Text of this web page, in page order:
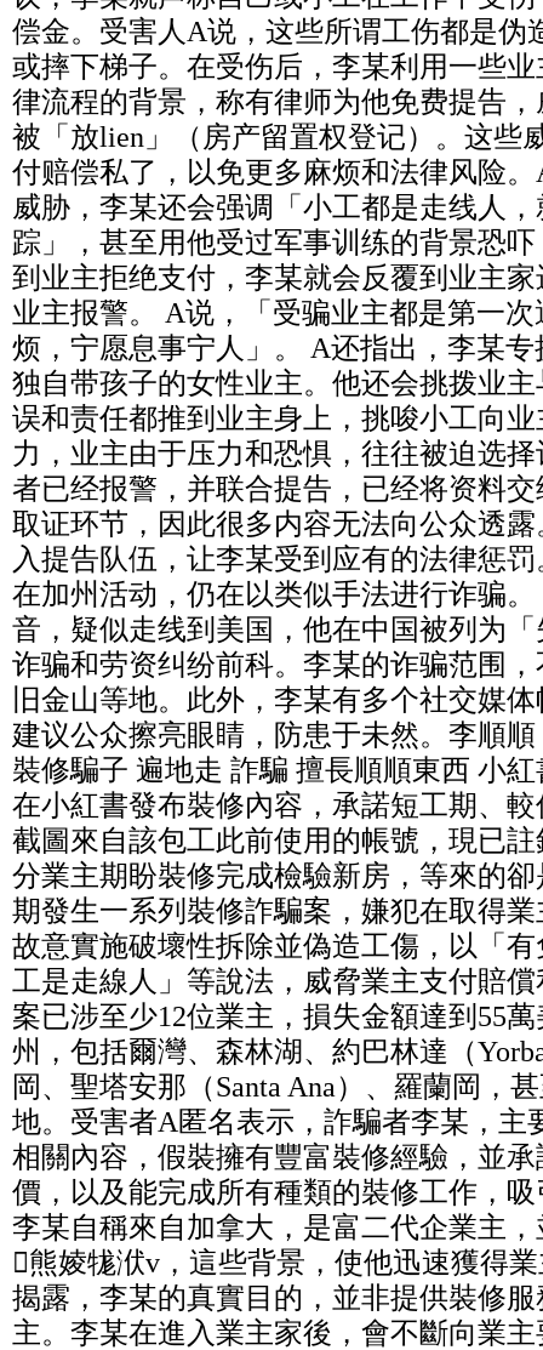
偿金。受害人A说，这些所谓工伤都是伪
或摔下梯子。在受伤后，李某利用一些
律流程的背景，称有律师为他免费提告
被「放lien」（房产留置权登记）。这些
付赔偿私了，以免更多麻烦和法律风险
威胁，李某还会强调「小工都是走线人
踪」，甚至用他受过军事训练的背景恐
到业主拒绝支付，李某就会反覆到业主
业主报警。 A说，「受骗业主都是第一
烦，宁愿息事宁人」。 A还指出，李某
独自带孩子的女性业主。他还会挑拨业
误和责任都推到业主身上，挑唆小工向
力，业主由于压力和恐惧，往往被迫选
者已经报警，并联合提告，已经将资料
取证环节，因此很多内容无法向公众透
入提告队伍，让李某受到应有的法律惩
在加州活动，仍在以类似手法进行诈骗
音，疑似走线到美国，他在中国被列为
诈骗和劳资纠纷前科。李某的诈骗范围
旧金山等地。此外，李某有多个社交媒
建议公众擦亮眼睛，防患于未然。李順順
裝修騙子 遍地走 詐騙 擅長順順東西 小
在小紅書發布裝修內容，承諾短工期、
截圖來自該包工此前使用的帳號，現已
分業主期盼裝修完成檢驗新房，等來的
期發生一系列裝修詐騙案，嫌犯在取得
故意實施破壞性拆除並偽造工傷，以「
工是走線人」等說法，威脅業主支付賠
案已涉至少12位業主，損失金額達到55
州，包括爾灣、森林湖、約巴林達（
岡、聖塔安那（Santa Ana）、羅蘭岡，
地。受害者A匿名表示，詐騙者李某，主
相關內容，假裝擁有豐富裝修經驗，並
價，以及能完成所有種類的裝修工作，
李某自稱來自加拿大，是富二代企業主
熊婈牻洑v，這些背景，使他迅速獲得
揭露，李某的真實目的，並非提供裝修
主。李某在進入業主家後，會不斷向業